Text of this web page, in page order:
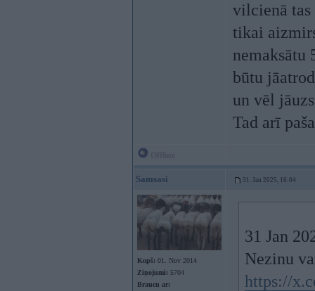
vilcienā
tikai
nemaksātu
būtu
un vēl
Tad arī
Samsasi 31. Jan 2025, 16:04
Kopš: 01. Nov 2014
Ziņojumi: 5704
Braucu ar:
31 Jan
Nezinu
https://